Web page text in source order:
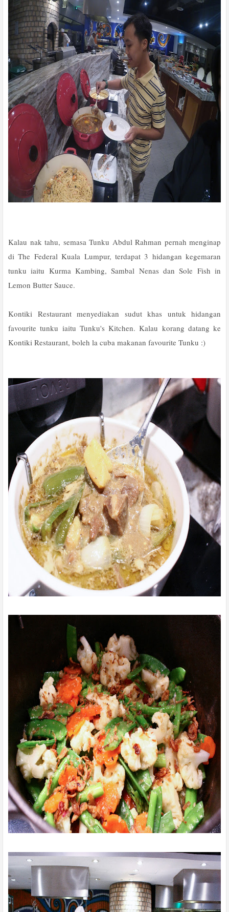
Kalau nak tahu, semasa Tunku Abdul Rahman pernah menginap
di The Federal Kuala Lumpur, terdapat 3 hidangan kegemaran
tunku iaitu Kurma Kambing, Sambal Nenas dan Sole Fish in
Lemon Butter Sauce.
Kontiki Restaurant menyediakan sudut khas untuk hidangan
favourite tunku iaitu Tunku's Kitchen. Kalau korang datang ke
Kontiki Restaurant, boleh la cuba makanan favourite Tunku :)